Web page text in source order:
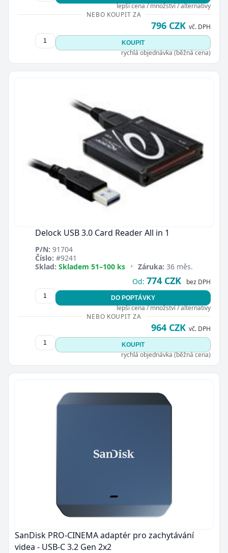
lepší cena / množství / alternativy
NEBO KOUPIT ZA
796 CZK vč. DPH
KOUPIT
rychlá objednávka (běžná cena)
Delock USB 3.0 Card Reader All in 1
P/N: 91704
Číslo: #9241
Sklad: Skladem 51–100 ks • Záruka: 36 měs.
Od: 774 CZK bez DPH
DO POPTÁVKY
lepší cena / množství / alternativy
NEBO KOUPIT ZA
964 CZK vč. DPH
KOUPIT
rychlá objednávka (běžná cena)
SanDisk PRO-CINEMA adaptér pro zachytávání
videa - USB-C 3.2 Gen 2x2